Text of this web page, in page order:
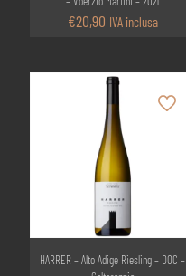
€20,90 IVA inclusa
HARRER – Alto Adige Riesling – DOC –